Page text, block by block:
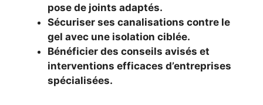
pose de joints adaptés.
Sécuriser ses canalisations contre le
gel avec une isolation ciblée.
Bénéficier des conseils avisés et
interventions efficaces d’entreprises
spécialisées.